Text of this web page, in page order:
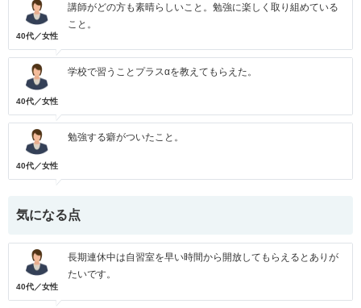
40代／女性
講師がどの方も素晴らしいこと。勉強に楽しく取り組めている
こと。
40代／女性
学校で習うことプラスαを教えてもらえた。
40代／女性
勉強する癖がついたこと。
気になる点
40代／女性
長期連休中は自習室を早い時間から開放してもらえるとありが
たいです。